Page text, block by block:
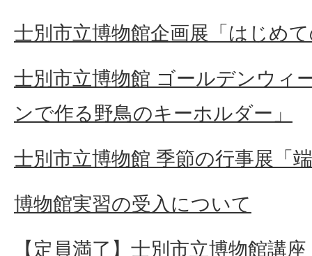
士別市立博物館企画展「はじめ
士別市立博物館 ゴールデンウィ
ンで作る野鳥のキーホルダー」
士別市立博物館 季節の行事展「
博物館実習の受入について
【定員満了】士別市立博物館講